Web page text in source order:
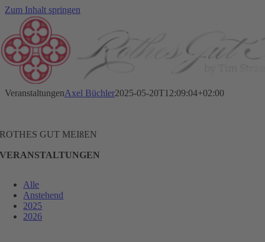
Zum Inhalt springen
VeranstaltungenAxel Büchler2025-05-20T12:09:04+02:00
ROTHES GUT MEIßEN
VERANSTALTUNGEN
Alle
Anstehend
2025
2026